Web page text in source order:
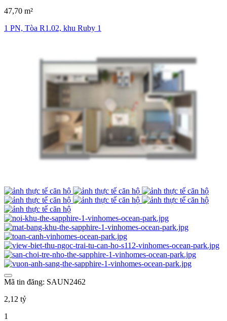
47,70 m²
1 PN, Tòa R1.02, khu Ruby 1
Mã tin đăng: SAUN2462
2,12 tỷ
1